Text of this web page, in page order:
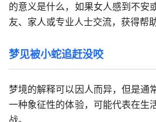
的意义是什么，如果女人感到不安
友、家人或专业人士交流，获得帮
梦见被小蛇追赶没咬
梦境的解释可以因人而异，但是通
一种象征性的体验，可能代表在生